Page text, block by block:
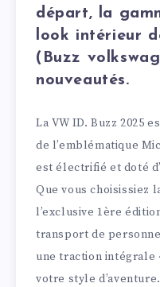
départ, la
look intérieur
(Buzz
nouveautés.
La VW ID. Buzz 2025
de l’emblématique
est électrifié et doté
Que vous choisissiez
l’exclusive 1ère
transport de
une traction intégrale
votre style d’aventure.